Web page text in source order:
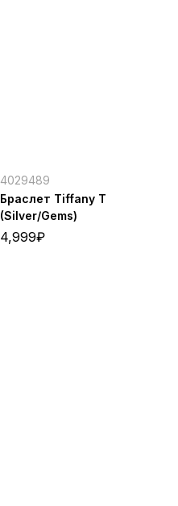
4029489
Браслет Tiffany T
(Silver/Gems)
4,999₽